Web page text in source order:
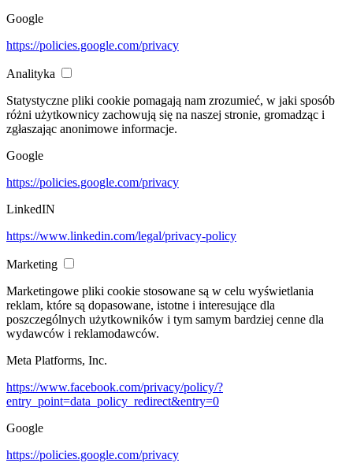
Google
https://policies.google.com/privacy
Analityka
Statystyczne pliki cookie pomagają nam zrozumieć, w jaki sposób
różni użytkownicy zachowują się na naszej stronie, gromadząc i
zgłaszając anonimowe informacje.
Google
https://policies.google.com/privacy
LinkedIN
https://www.linkedin.com/legal/privacy-policy
Marketing
Marketingowe pliki cookie stosowane są w celu wyświetlania
reklam, które są dopasowane, istotne i interesujące dla
poszczególnych użytkowników i tym samym bardziej cenne dla
wydawców i reklamodawców.
Meta Platforms, Inc.
https://www.facebook.com/privacy/policy/?
entry_point=data_policy_redirect&entry=0
Google
https://policies.google.com/privacy